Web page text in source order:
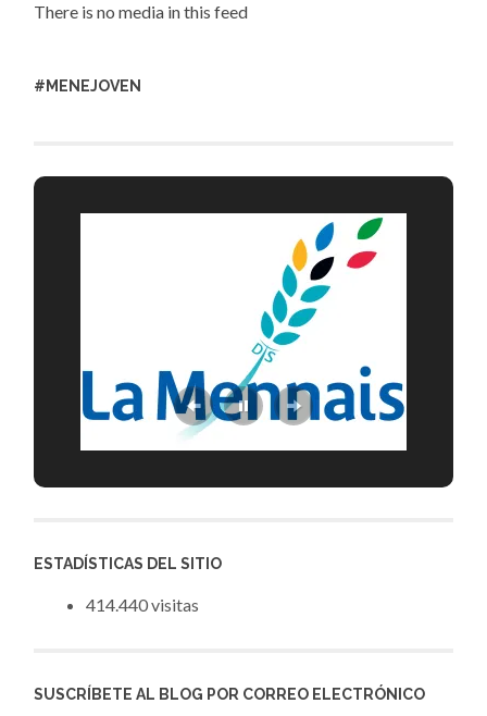
There is no media in this feed
#MENEJOVEN
ESTADÍSTICAS DEL SITIO
414.440 visitas
SUSCRÍBETE AL BLOG POR CORREO ELECTRÓNICO